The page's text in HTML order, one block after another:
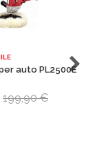
auto PL2500E
199,90 €